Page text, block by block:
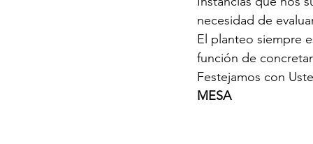
necesidad de
El planteo siempre
función de
Festejamos con
MESA